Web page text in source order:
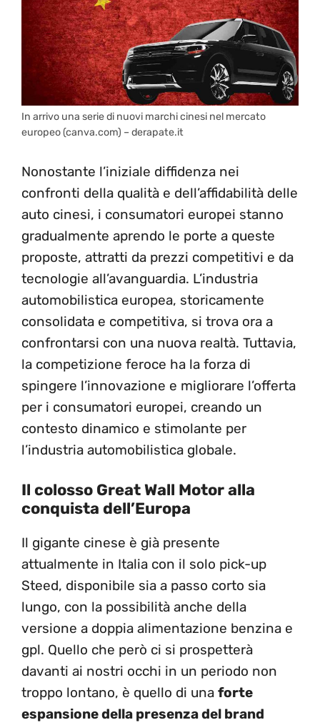
In arrivo una serie di nuovi marchi cinesi nel mercato
europeo (canva.com) – derapate.it
Nonostante l’iniziale diffidenza nei
confronti della qualità e dell’affidabilità delle
auto cinesi, i consumatori europei stanno
gradualmente aprendo le porte a queste
proposte, attratti da prezzi competitivi e da
tecnologie all’avanguardia. L’industria
automobilistica europea, storicamente
consolidata e competitiva, si trova ora a
confrontarsi con una nuova realtà. Tuttavia,
la competizione feroce ha la forza di
spingere l’innovazione e migliorare l’offerta
per i consumatori europei, creando un
contesto dinamico e stimolante per
l’industria automobilistica globale.
Il colosso Great Wall Motor alla
conquista dell’Europa
Il gigante cinese è già presente
attualmente in Italia con il solo pick-up
Steed, disponibile sia a passo corto sia
lungo, con la possibilità anche della
versione a doppia alimentazione benzina e
gpl. Quello che però ci si prospetterà
davanti ai nostri occhi in un periodo non
troppo lontano, è quello di una forte
espansione della presenza del brand